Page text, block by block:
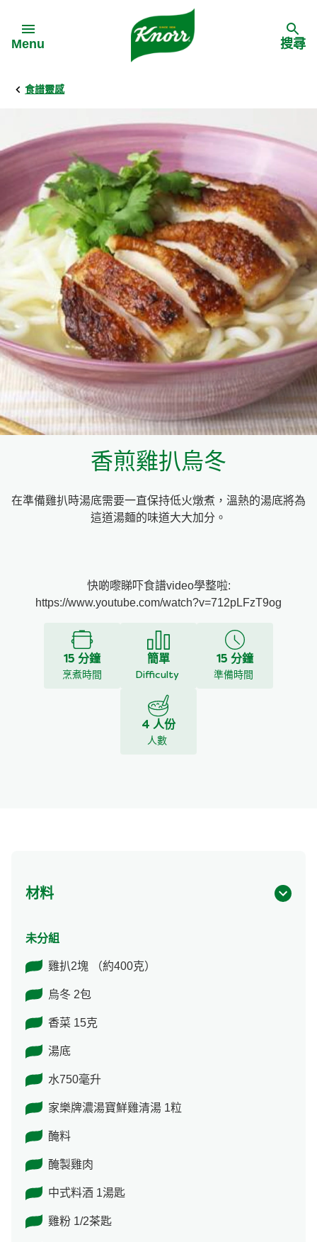
Menu
Back
食譜靈感
料理食材
料理方式
季節節慶
多國料理
料理種類
Back
家樂牌產品
家樂牌純鮮雞粉
家樂牌雞粉
家樂牌鮮菇粉
家樂牌濃湯寶
家樂牌雞汁
家樂牌快熟通心粉
家樂牌鮮露
家樂牌雞湯粒
Back
甚麼是愛環境食材
愛環境食材名單
愛環境食材食譜
愛環境食材篩選條件
搜尋
食譜靈感
香煎雞扒烏冬
在準備雞扒時湯底需要一直保持低火燉煮，溫熱的湯底將為
這道湯麵的味道大大加分。
快啲嚟睇吓食譜video學整啦:
https://www.youtube.com/watch?v=712pLFzT9og
15 分鐘
烹煮時間
簡單
Difficulty
15 分鐘
準備時間
4 人份
人數
材料
未分組
雞扒2塊 （約400克）
烏冬 2包
香菜 15克
湯底
水750毫升
家樂牌濃湯寶鮮雞清湯 1粒
醃料
醃製雞肉
中式料酒 1湯匙
雞粉 1/2茶匙